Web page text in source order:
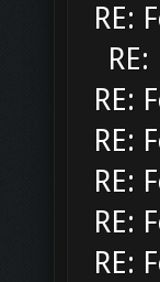
RE:
RE:
RE:
RE:
RE:
RE: